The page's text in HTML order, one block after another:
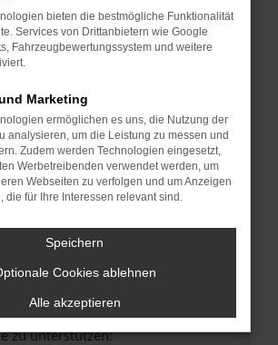
Gerät neu.
helfen, vorübergehende
beheben.
auf dem neuesten Stand
birgt nicht nur ein
sondern kann auch dazu
bestimmte Funktionen nicht mehr
an den Webseitenbetreiber.
oben genannten Schritte versucht
uns bitte. Wir werden
das Problem zu beheben. Du kannst
schicken, um uns bei der
zu unterstützen:
bieten die bestmögliche Funktionalität
Services von Drittanbietern wie Google
Fahrzeugbewertungssystem und weitere
Marketing
ermöglichen es uns, die Nutzung der
analysieren, um die Leistung zu messen und
Zudem werden Technologien eingesetzt,
Werbetreibenden verwendet werden, um
Webseiten zu verfolgen und um Anzeigen
die für Ihre Interessen relevant sind.
Speichern
Cookies ablehnen
Alle akzeptieren